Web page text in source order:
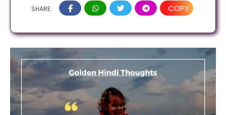
SHARE: COPY